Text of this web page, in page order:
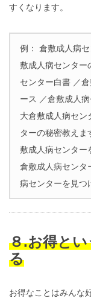
すくなります。
例： 倉敷成人病
敷成人病センター
センター白書 ／
ース ／倉敷成人
大倉敷成人病セン
ターの秘密教えま
敷成人病センター
倉敷成人病センタ
病センターを見つ
８.お得と
る
お得なことはみんな